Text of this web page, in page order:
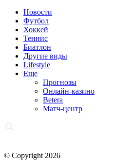
Новости
Футбол
Хоккей
Теннис
Биатлон
Другие виды
Lifestyle
Еще
Прогнозы
Онлайн-казино
Betera
Матч-центр
© Copyright 2026